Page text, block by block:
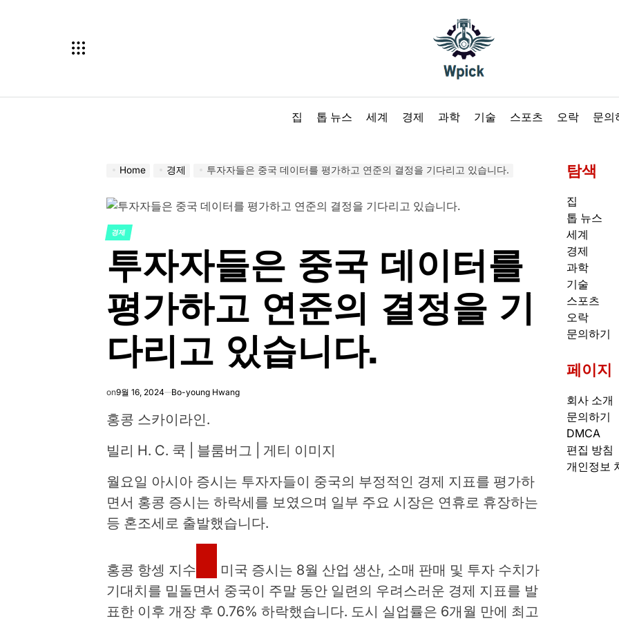
집
톱 뉴스 세계 경제 과학 기술 스포츠 오락 문의
Home 경제 투자자들은 중국 데이터를 평가하고 연준의 결정을 기다리고 있습니다.
POSTED
IN
경제
투자자들은 중국 데이터를
평가하고 연준의 결정을 기
다리고 있습니다.
on9월 16, 2024 Bo-young Hwang
홍콩 스카이라인.
빌리 H. C. 쿡 | 블룸버그 | 게티 이미지
월요일 아시아 증시는 투자자들이 중국의 부정적인 경제 지표를 평가하
면서 홍콩 증시는 하락세를 보였으며 일부 주요 시장은 연휴로 휴장하는
등 혼조세로 출발했습니다.
홍콩 항셍 지수
미국 증시는 8월 산업 생산, 소매 판매 및 투자 수치가
기대치를 밑돌면서 중국이 주말 동안 일련의 우려스러운 경제 지표를 발
표한 이후 개장 후 0.76% 하락했습니다. 도시 실업률은 6개월 만에 최고
탐색
집
톱 뉴스
세계
경제
과학
기술
스포츠
오락
문의하기
페이지
회사 소개
문의하기
DMCA
편집 방침
개인정보